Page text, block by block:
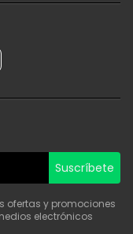
Suscríbete
ofertas y promociones
electrónicos